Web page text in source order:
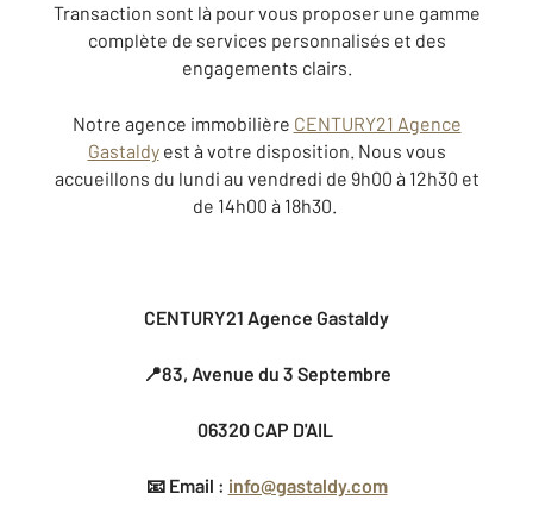
Transaction sont là pour vous proposer une gamme
complète de services personnalisés et des
engagements clairs.
Notre agence immobilière CENTURY21 Agence
Gastaldyest à votre disposition. Nous vous
accueillons du lundi au vendredi de 9h00 à 12h30 et
de 14h00 à 18h30.
CENTURY21 Agence Gastaldy
📍83, Avenue du 3 Septembre
06320 CAP D'AIL
📧 Email : info@gastaldy.com